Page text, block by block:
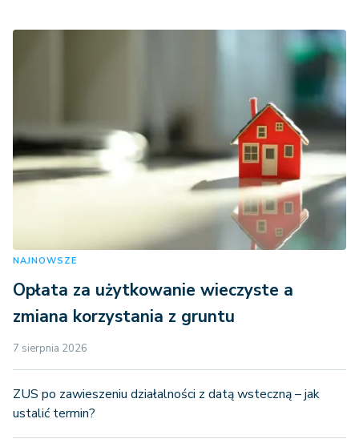
NAJNOWSZE
Opłata za użytkowanie wieczyste a
zmiana korzystania z gruntu
7 sierpnia 2026
ZUS po zawieszeniu działalności z datą wsteczną – jak
ustalić termin?